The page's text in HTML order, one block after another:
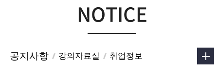
NOTICE
공지사항 강의자료실 취업정보